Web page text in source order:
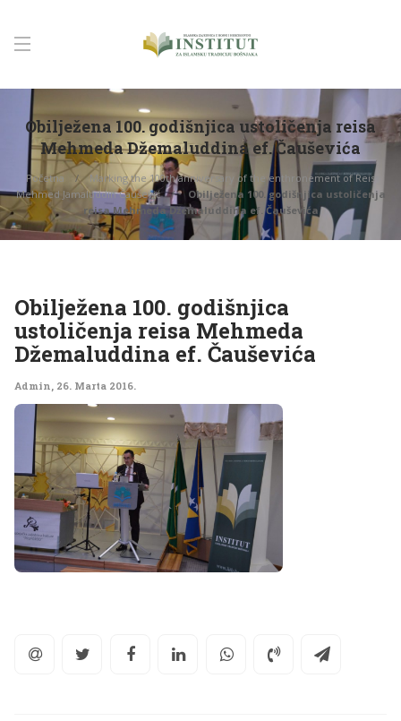
Obilježena 100. godišnjica ustoličenja reisa
Mehmeda Džemaluddina ef. Čauševića
Početna
Marking the 100th anniversary of the enthronement of Reis
Mehmed Jamaluddin Čaušević
Obilježena 100. godišnjica ustoličenja
reisa Mehmeda Džemaluddina ef. Čauševića
Obilježena 100. godišnjica
ustoličenja reisa Mehmeda
Džemaluddina ef. Čauševića
Admin, 26. Marta 2016.